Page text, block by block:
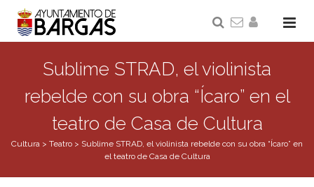
Sublime STRAD, el violinista
rebelde con su obra “Ícaro” en el
teatro de Casa de Cultura
Cultura > Teatro > Sublime STRAD, el violinista rebelde con su obra “Ícaro” en
el teatro de Casa de Cultura